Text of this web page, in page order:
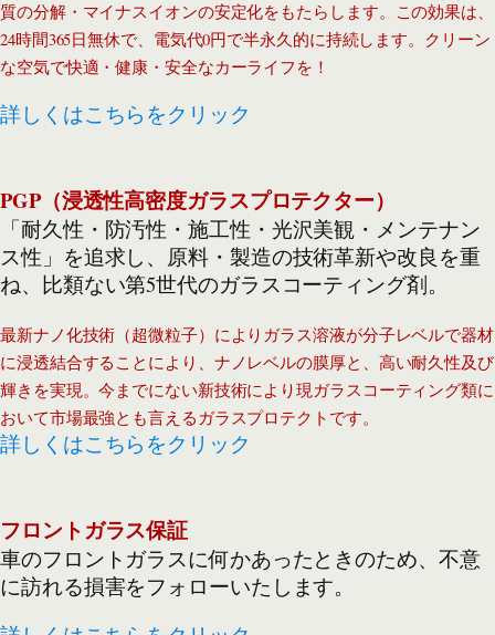
質の分解・マイナスイオンの安定化をもたらします。この効果は、
24時間365日無休で、電気代0円で半永久的に持続します。クリーン
な空気で快適・健康・安全なカーライフを！
詳しくはこちらをクリック
PGP（浸透性高密度ガラスプロテクター）
「耐久性・防汚性・施工性・光沢美観・メンテナン
ス性」を追求し、原料・製造の技術革新や改良を重
ね、比類ない第5世代のガラスコーティング剤。
最新ナノ化技術（超微粒子）によりガラス溶液が分子レベルで器材
に浸透結合することにより、ナノレベルの膜厚と、高い耐久性及び
輝きを実現。今までにない新技術により現ガラスコーティング類に
おいて市場最強とも言えるガラスプロテクトです。
詳しくはこちらをクリック
フロントガラス保証
車のフロントガラスに何かあったときのため、不意
に訪れる損害をフォローいたします。